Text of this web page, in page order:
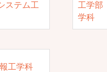
ステム工
工学部
学科
工学科